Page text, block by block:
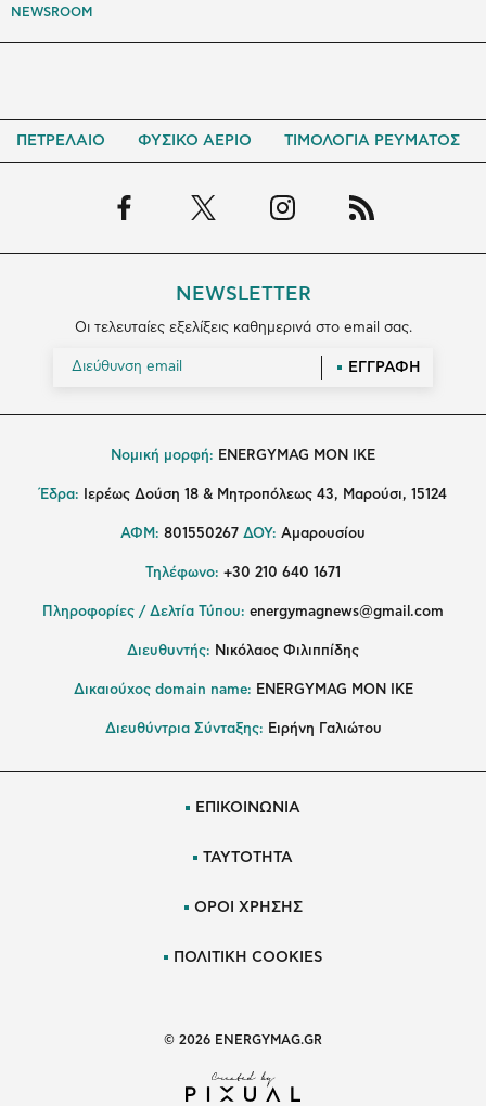
NEWSROOM
ΠΕΤΡΕΛΑΙΟ ΦΥΣΙΚΟ ΑΕΡΙΟ ΤΙΜΟΛΟΓΙΑ ΡΕΥΜΑΤΟΣ
NEWSLETTER
Οι τελευταίες εξελίξεις καθημερινά στο email σας.
ΕΓΓΡΑΦΗ
Νομική μορφή: ENERGYMAG MON IKE
Έδρα: Ιερέως Δούση 18 & Μητροπόλεως 43, Μαρούσι, 15124
ΑΦΜ: 801550267 ΔΟΥ: Αμαρουσίου
Τηλέφωνο: +30 210 640 1671
Πληροφορίες / Δελτία Τύπου: energymagnews@gmail.com
Διευθυντής: Νικόλαος Φιλιππίδης
Δικαιούχος domain name: ENERGYMAG ΜΟΝ ΙΚΕ
Διευθύντρια Σύνταξης: Ειρήνη Γαλιώτου
ΕΠΙΚΟΙΝΩΝΙΑ
ΤΑΥΤΟΤΗΤΑ
ΟΡΟΙ ΧΡΗΣΗΣ
ΠΟΛΙΤΙΚΗ COOKIES
© 2026 ENERGYMAG.GR